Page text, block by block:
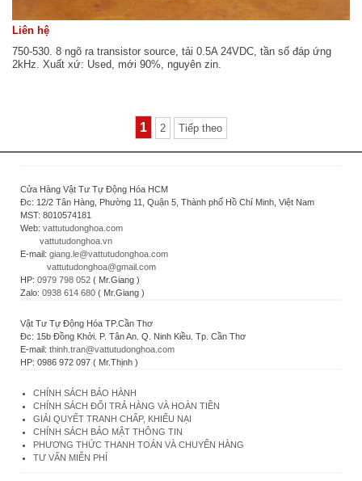
Liên hệ
750-530. 8 ngõ ra transistor source, tải 0.5A 24VDC, tần số đáp ứng
2kHz. Xuất xứ: Used, mới 90%, nguyên zin.
1 2 Tiếp theo
Cửa Hàng Vật Tư Tự Động Hóa HCM
Đc: 12/2 Tân Hàng, Phường 11, Quận 5, Thành phố Hồ Chí Minh, Việt Nam
MST: 8010574181
Web: vattutudonghoa.com
vattutudonghoa.vn
E-mail: giang.le@vattutudonghoa.com
vattutudonghoa@gmail.com
HP: 0979 798 052 ( Mr.Giang )
Zalo: 0938 614 680 ( Mr.Giang )
Vật Tư Tự Động Hóa TP.Cần Thơ
Đc: 15b Đồng Khởi. P. Tân An. Q. Ninh Kiều. Tp. Cần Thơ
E-mail: thinh.tran@vattutudonghoa.com
HP: 0986 972 097 ( Mr.Thịnh )
CHÍNH SÁCH BẢO HÀNH
CHÍNH SÁCH ĐỔI TRẢ HÀNG VÀ HOÀN TIỀN
GIẢI QUYẾT TRANH CHẤP, KHIẾU NẠI
CHÍNH SÁCH BẢO MẬT THÔNG TIN
PHƯƠNG THỨC THANH TOÁN VÀ CHUYỂN HÀNG
TƯ VẤN MIỄN PHÍ